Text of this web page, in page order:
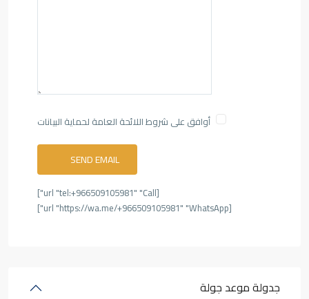
أوافق على شروط اللائحة العامة لحماية البيانات
[url "tel:+966509105981" "Call"]
[url "https://wa.me/+966509105981" "WhatsApp"]
جدولة موعد جولة